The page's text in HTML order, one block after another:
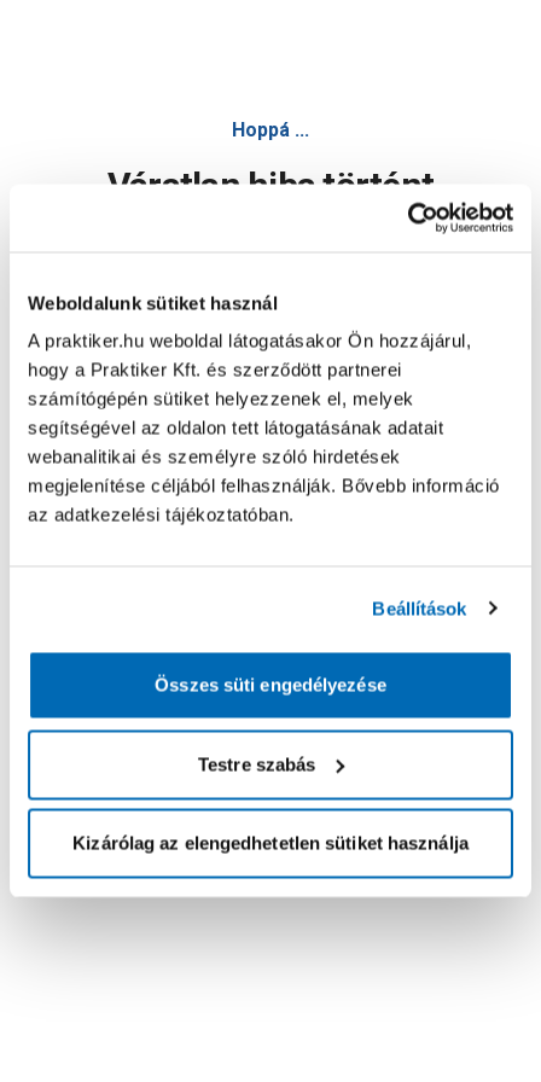
Weboldalunk sütiket használ
A praktiker.hu weboldal látogatásakor Ön hozzájárul,
hogy a Praktiker Kft. és szerződött partnerei
számítógépén sütiket helyezzenek el, melyek
segítségével az oldalon tett látogatásának adatait
webanalitikai és személyre szóló hirdetések
megjelenítése céljából felhasználják. Bővebb információ
az adatkezelési tájékoztatóban.
Beállítások
Összes süti engedélyezése
Testre szabás
Kizárólag az elengedhetetlen sütiket használja
Hoppá ...
Váratlan hiba történt
Oldal újratöltése